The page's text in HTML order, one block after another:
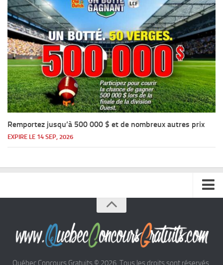
Remportez jusqu’à 500 000 $ et de nombreux autres prix
EXPIRE LE 14 SEP, 2026
Argent
Voyages
Québec Concours Gratuits © 2026. Tous les droits sont réservés.